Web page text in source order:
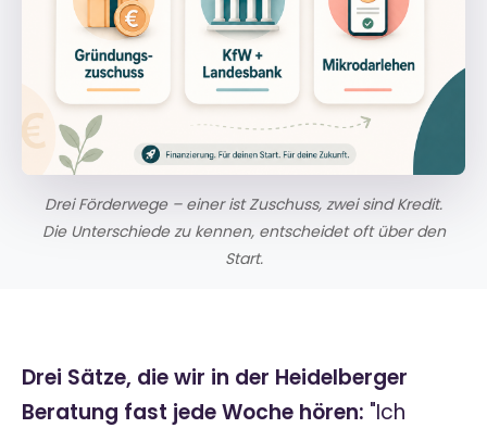
Drei Förderwege – einer ist Zuschuss, zwei sind Kredit.
Die Unterschiede zu kennen, entscheidet oft über den
Start.
Drei Sätze, die wir in der Heidelberger
Beratung fast jede Woche hören: "Ich